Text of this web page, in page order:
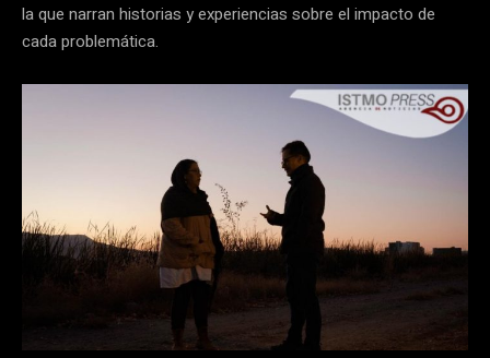
la que narran historias y experiencias sobre el impacto de
cada problemática.